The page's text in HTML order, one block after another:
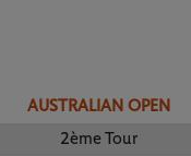
AUSTRALIAN OPEN
2ème Tour